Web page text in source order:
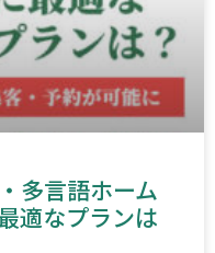
多言語ホーム
適なプランは